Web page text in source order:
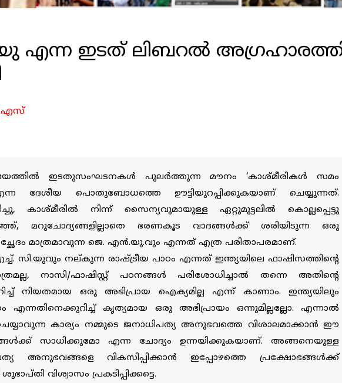
എന്ന ഇടത് ലിബറല്‍
ഇടതുസംഘടനകള്‍ പുലര്‍ത്തുന്ന മൗനം ‘കാശ്മീരികള്‍ സമം
എന്ന ദേശീയ പൊതുബോധത്തെ ഊട്ടിയുറപ്പിക്കുകയാണ് ചെയ്യുന്നത്.
കാശ്മീരില്‍ നിന്ന് സൈന്യവുമായുള്ള ഏറ്റുമുട്ടലില്‍ കൊല്ലപ്പെട്ടു
മറുചോദ്യങ്ങളില്ലാതെ ഭരണകൂട വാദങ്ങള്‍ക്ക് ശരിയിടുന്ന ഒരു
മാത്രമാവുന്ന ജെ. എന്‍.യു.വും എന്നത് എത്ര പരിതാപരമാണ്.
സി.യുവും നല്കുന്ന രാഷ്ട്രീയ പാഠം എന്നത് ഇന്ത്യയിലെ ഫാഷിസത്തിന്റെ
നാസി/ഫാഷിസ്റ്റ് പഠനങ്ങള്‍ പരിശോധിച്ചാല്‍ തന്നെ അതിന്റെ
നിയതമായ ഒരു അഭിപ്രായ ഐക്യമില്ല എന്ന് കാണാം. ഇന്ത്യയിലും
കൃത്യമായ ഒരു അഭിപ്രായം ഒന്നുമില്ലല്ലോ. എന്നാല്‍
കാര്യം നമ്മുടെ ജനാധിപത്യ അനുഭവത്തെ വിശാലമാക്കാന്‍ ഈ
സാധിക്കുമോ എന്ന ചോദ്യം ഉന്നയിക്കുകയാണ്. അങ്ങനെയുള്ള
അനുഭവങ്ങളെ വികസിപ്പിക്കാന്‍ ഇപ്പോഴത്തെ പ്രക്ഷോഭങ്ങള്‍ക്ക്
വിശ്വാസം പ്രകടിപ്പിക്കട്ടെ.